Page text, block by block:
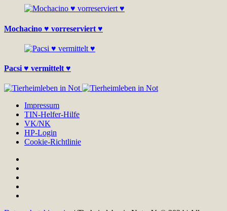
Mochacino ♥ vorreserviert ♥
Pacsi ♥ vermittelt ♥
Impressum
TIN-Helfer-Hilfe
VK/NK
HP-Login
Cookie-Richtlinie